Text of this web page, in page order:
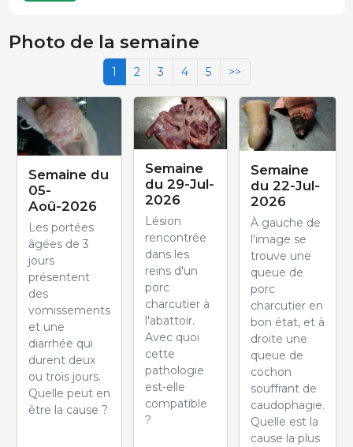
Photo de la semaine
1 2 3 4 5 >>
Semaine du
05-
Aoû-2026
Les portées
âgées de 3
jours
présentent
des
vomissements
et une
diarrhée qui
durent deux
ou trois jours.
Quelle peut en
être la cause ?
Semaine
du 29-Jul-
2026
Lésion
rencontrée
dans les
reins d'un
porc
charcutier à
l'abattoir.
Avec quoi
cette
pathologie
est-elle
compatible
?
Semaine
du 22-Jul-
2026
À gauche de
l'image se
trouve une
queue de
porc
charcutier en
bon état, et à
droite une
queue de
cochon
souffrant de
caudophagie.
Quelle est la
cause la plus